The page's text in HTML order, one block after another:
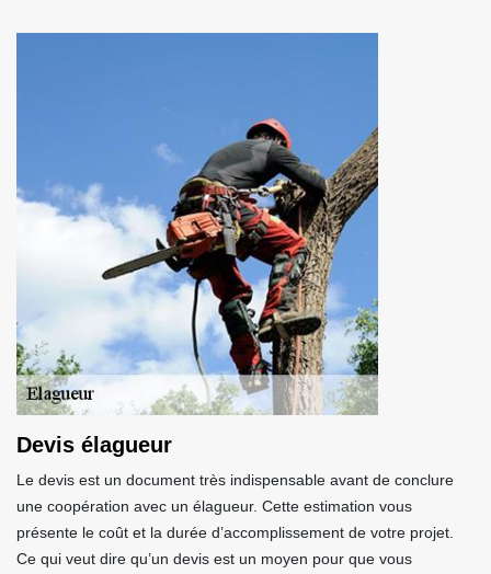
Devis élagueur
Le devis est un document très indispensable avant de conclure
une coopération avec un élagueur. Cette estimation vous
présente le coût et la durée d’accomplissement de votre projet.
Ce qui veut dire qu’un devis est un moyen pour que vous